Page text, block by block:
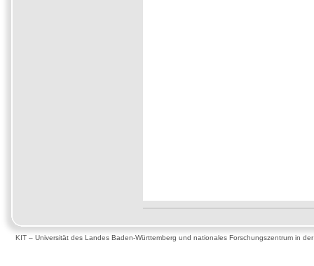
KIT – Universität des Landes Baden-Württemberg und nationales Forschungszentrum in